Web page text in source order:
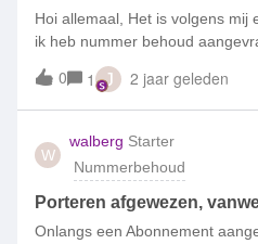
Hoi allemaal, Het is volgens mij
ik heb nummer behoud
ontvangen, maar de vraag is:Is
een tijd of kan dit gewoon
0 1 J 2 jaar geleden
W
walberg Starter
Nummerbehoud
Porteren afgewezen,
Onlangs een Abonnement